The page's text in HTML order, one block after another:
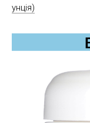
унція)